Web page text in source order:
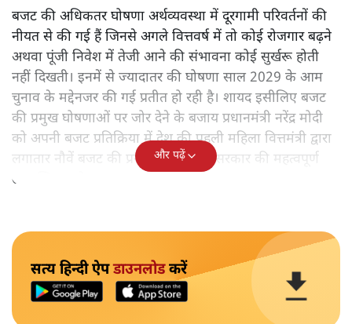
बजट की अधिकतर घोषणा अर्थव्यवस्था में दूरगामी परिवर्तनों की
नीयत से की गई हैं जिनसे अगले वित्तवर्ष में तो कोई रोजगार बढ़ने
अथवा पूंजी निवेश में तेजी आने की संभावना कोई सुर्खरू होती
नहीं दिखती। इनमें से ज्यादातर की घोषणा साल 2029 के आम
चुनाव के मद्देनजर की गई प्रतीत हो रही है। शायद इसीलिए बजट
की प्रमुख घोषणाओं पर जोर देने के बजाय प्रधानमंत्री नरेंद्र मोदी
को अपनी बजट प्रतिक्रिया में देश की पहली महिला वित्तमंत्री द्वारा
लगातार नौवें बजट की प्रस्तुति को अपनी सरकार की महत्वपूर्ण
उपलब्धि बताने पर मजबूर होना पड़ा।
और पढ़ें
सत्य हिन्दी ऐपडाउनलोडकरें